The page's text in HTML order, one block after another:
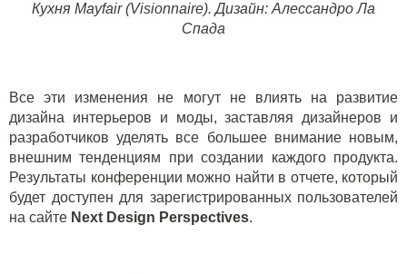
Кухня Mayfair(Visionnaire). Дизайн: Алессандро Ла
Спада
Все эти изменения не могут не влиять на развитие
дизайна интерьеров и моды, заставляя дизайнеров и
разработчиков уделять все большее внимание новым,
внешним тенденциям при создании каждого продукта.
Результаты конференции можно найти в отчете, который
будет доступен для зарегистрированных пользователей
на сайте Next Design Perspectives.